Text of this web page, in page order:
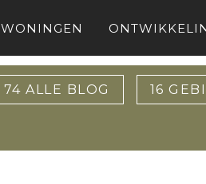
WONINGEN
74 ALLE BLOG 16